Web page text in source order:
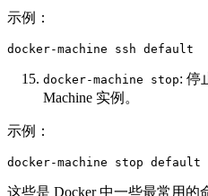
示例：
docker-machine ssh default
docker-machine stop: 停
Machine 实例。
示例：
docker-machine stop default
这些是 Docker 中一些最常用